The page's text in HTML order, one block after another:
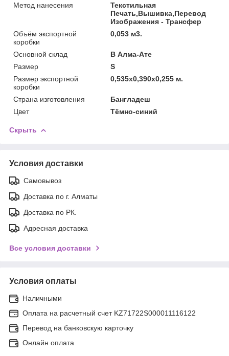
Метод нанесения
Текстильная
Печать,Вышивка,Перевод
Изображения - Трансфер
Объём экспортной
коробки
0,053 м3.
Основной склад
В Алма-Ате
Размер
S
Размер экспортной
коробки
0,535x0,390x0,255 м.
Страна изготовления
Бангладеш
Цвет
Тёмно-синий
Скрыть
Условия доставки
Самовывоз
Доставка по г. Алматы
Доставка по РК.
Адресная доставка
Все условия доставки
Условия оплаты
Наличными
Оплата на расчетный счет KZ71722S000011116122
Перевод на банковскую карточку
Онлайн оплата